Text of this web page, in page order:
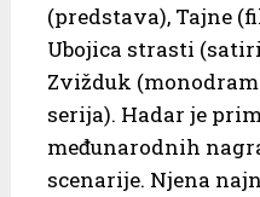
(predstava), Tajne
Ubojica strasti
Zvižduk
serija). Hadar je
međunarodnih
scenarije. Njena